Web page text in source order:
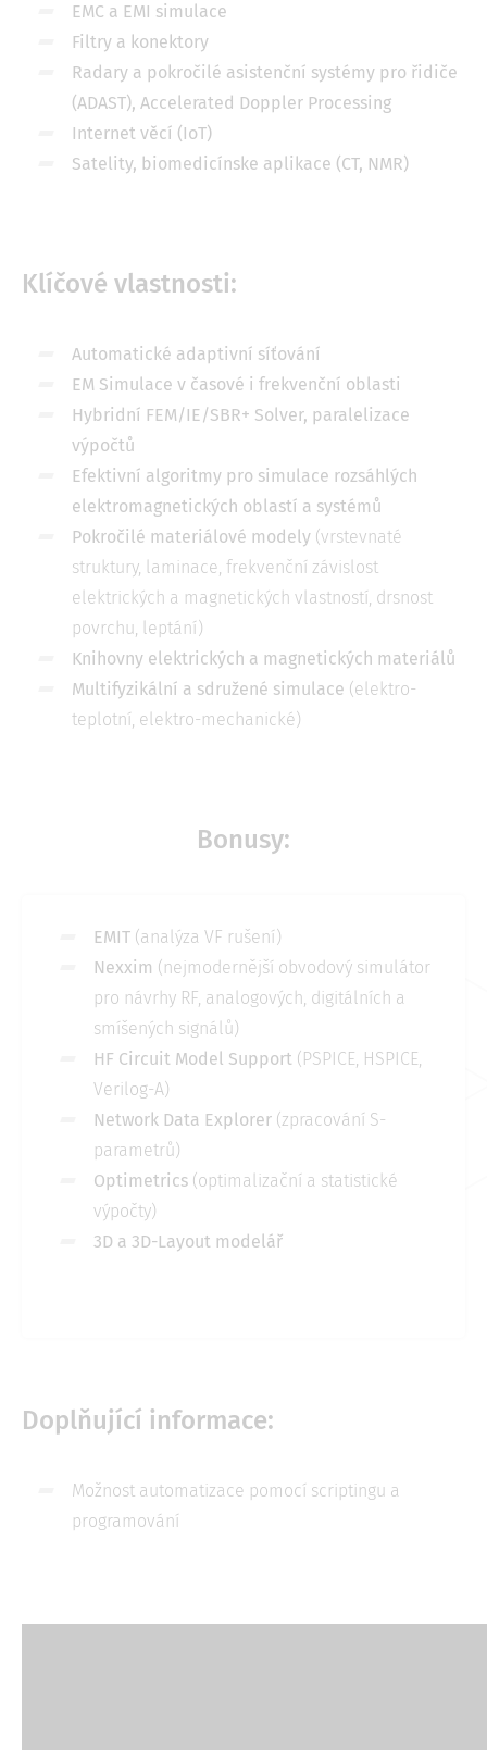
EMC a EMI simulace
Filtry a konektory
Radary a pokročilé asistenční systémy pro řidiče
(ADAST), Accelerated Doppler Processing
Internet věcí (IoT)
Satelity, biomedicínske aplikace (CT, NMR)
Klíčové vlastnosti:
Automatické adaptivní síťování
EM Simulace v časové i frekvenční oblasti
Hybridní FEM/IE/SBR+ Solver, paralelizace
výpočtů
Efektivní algoritmy pro simulace rozsáhlých
elektromagnetických oblastí a systémů
Pokročilé materiálové modely (vrstevnaté
struktury, laminace, frekvenční závislost
elektrických a magnetických vlastností, drsnost
povrchu, leptání)
Knihovny elektrických a magnetických materiálů
Multifyzikální a sdružené simulace (elektro-
teplotní, elektro-mechanické)
Bonusy:
EMIT (analýza VF rušení)
Nexxim (nejmodernější obvodový simulátor
pro návrhy RF, analogových, digitálních a
smíšených signálů)
HF Circuit Model Support (PSPICE, HSPICE,
Verilog-A)
Network Data Explorer (zpracování S-
parametrů)
Optimetrics (optimalizační a statistické
výpočty)
3D a 3D-Layout modelář
Doplňující informace:
Možnost automatizace pomocí scriptingu a
programování